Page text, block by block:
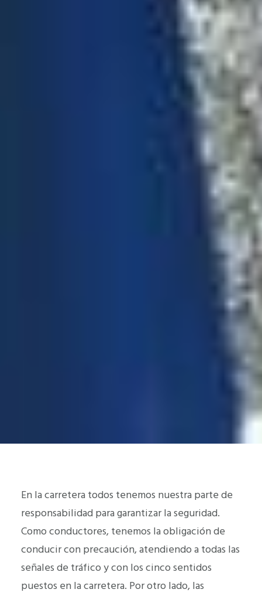
En la carretera todos tenemos nuestra parte de
responsabilidad para garantizar la seguridad.
Como conductores, tenemos la obligación de
conducir con precaución, atendiendo a todas las
señales de tráfico y con los cinco sentidos
puestos en la carretera. Por otro lado, las